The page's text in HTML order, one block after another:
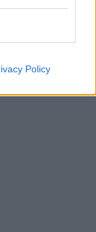
Policy
dein